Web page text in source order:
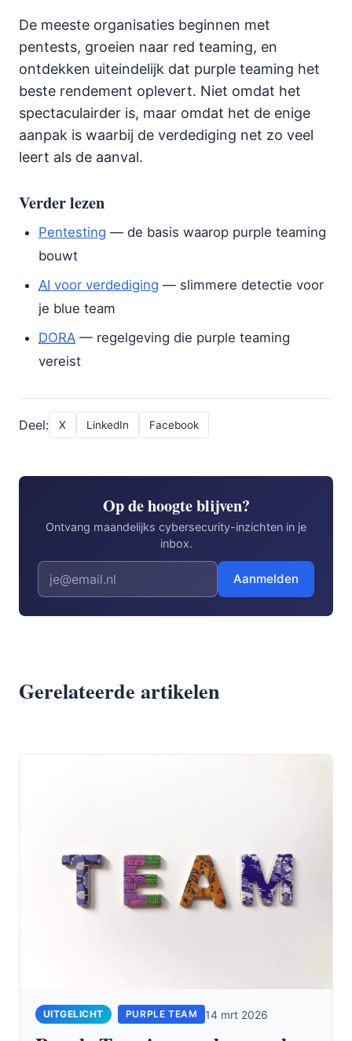
De meeste organisaties beginnen met
pentests, groeien naar red teaming, en
ontdekken uiteindelijk dat purple teaming het
beste rendement oplevert. Niet omdat het
spectaculairder is, maar omdat het de enige
aanpak is waarbij de verdediging net zo veel
leert als de aanval.
Verder lezen
Pentesting — de basis waarop purple teaming
bouwt
AI voor verdediging — slimmere detectie voor
je blue team
DORA — regelgeving die purple teaming
vereist
Deel: X LinkedIn Facebook
Op de hoogte blijven?
Ontvang maandelijks cybersecurity-inzichten in je
inbox.
Aanmelden
Gerelateerde artikelen
PURPLE TEAM 14 mrt 2026